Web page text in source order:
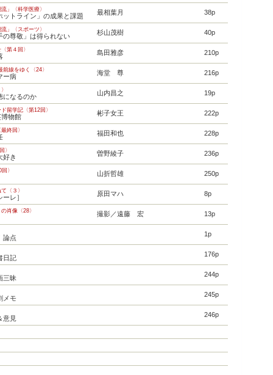
」〈科学医療〉
ットライン」の成果と課題 最相葉月 38p
」〈スポーツ〉
の尊敬」は得られない 杉山茂樹 40p
第４回〉 島田雅彦 210p
線をゆく〈24〉
ー病 海堂 尊 216p
になるのか 山内昌之 19p
留学記〈第12回〉
物館 彬子女王 222p
終回〉 福田和也 228p
〉
好き 曽野綾子 236p
〉 山折哲雄 250p
〈３〉
レ］ 原田マハ 8p
肖像〈28〉 撮影／遠藤 宏 13p
論点 1p
日記 176p
三昧 244p
メモ 245p
意見 246p